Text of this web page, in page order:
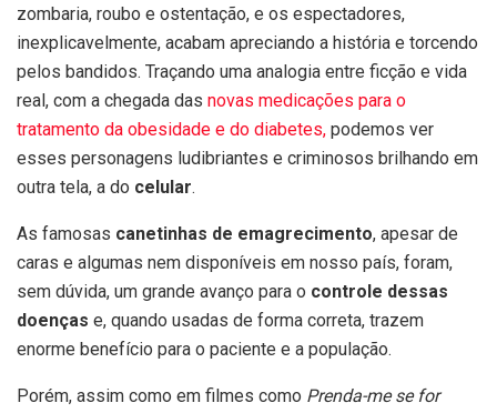
zombaria, roubo e ostentação, e os espectadores,
inexplicavelmente, acabam apreciando a história e torcendo
pelos bandidos. Traçando uma analogia entre ficção e vida
real, com a chegada das novas medicações para o
tratamento da obesidade e do diabetes, podemos ver
esses personagens ludibriantes e criminosos brilhando em
outra tela, a do celular.
As famosas canetinhas de emagrecimento, apesar de
caras e algumas nem disponíveis em nosso país, foram,
sem dúvida, um grande avanço para o controle dessas
doenças e, quando usadas de forma correta, trazem
enorme benefício para o paciente e a população.
Porém, assim como em filmes como Prenda-me se for